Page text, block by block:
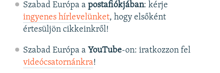
Szabad Európa a postafiókjában: kérje
ingyenes hírlevelünket, hogy elsőként
értesüljön cikkeinkről!
Szabad Európa a YouTube-on: iratkozzon fel
videócsatornánkra!